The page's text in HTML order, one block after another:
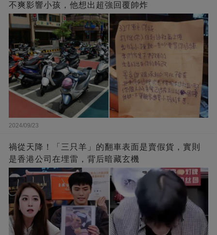
不爽影響小孩，他想出超強回覆帥炸
2024/09/23
禍從天降！「三只羊」的翻車表面是賣假貨，實則
是香港公司在埋雷，背后暗藏玄機